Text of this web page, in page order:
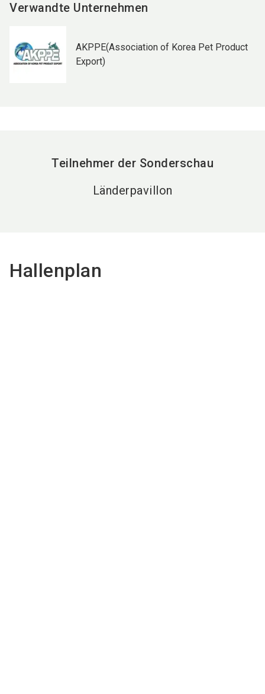
Verwandte Unternehmen
AKPPE(Association of Korea Pet Product
Export)
Teilnehmer der Sonderschau
Länderpavillon
Hallenplan